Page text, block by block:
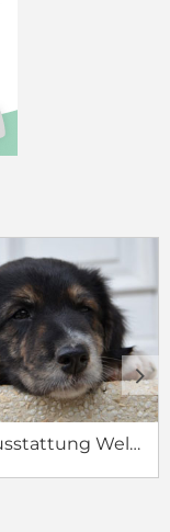
Erstausstattung Welpe
d